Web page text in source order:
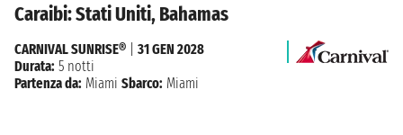
Caraibi: Stati Uniti, Bahamas
CARNIVAL SUNRISE®
31 GEN 2028
Durata: 5 notti
Partenza da: Miami Sbarco: Miami